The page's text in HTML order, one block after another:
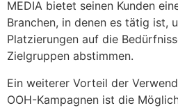
MEDIA bietet seinen Kunden
Branchen, in denen es tätig ist,
Platzierungen auf die
Zielgruppen abstimmen.
Ein weiterer Vorteil der
OOH-Kampagnen ist die